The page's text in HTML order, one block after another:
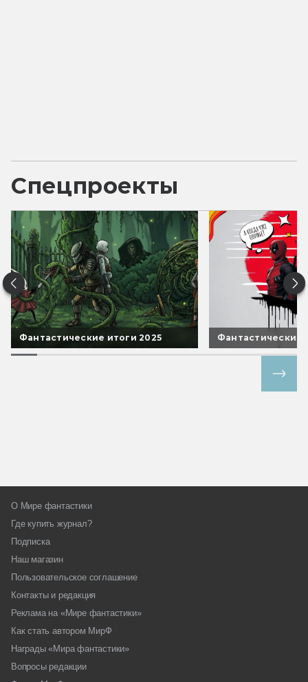
Спецпроекты
Фантастические итоги 2025 Фантастические
О Мире фантастики
Где купить журнал?
Подписка
Наш магазин
Пользовательское соглашение
Контакты и редакция
Реклама на «Мире фантастики»
Как стать автором МирФ
Награды «Мира фантастики»
Вопросы редакции